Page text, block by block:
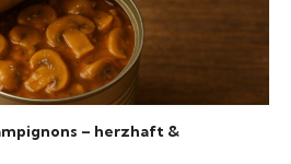
– herzhaft &